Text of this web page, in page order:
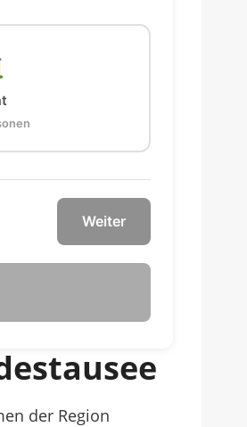
Weiter
der Region